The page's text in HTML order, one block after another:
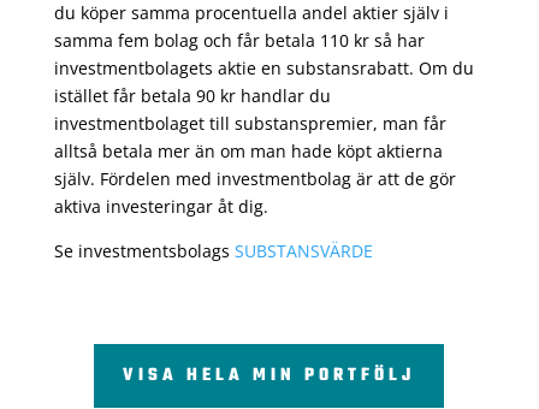
du köper samma procentuella andel aktier själv i
samma fem bolag och får betala 110 kr så har
investmentbolagets aktie en substansrabatt. Om du
istället får betala 90 kr handlar du
investmentbolaget till substanspremier, man får
alltså betala mer än om man hade köpt aktierna
själv. Fördelen med investmentbolag är att de gör
aktiva investeringar åt dig.
Se investmentsbolags SUBSTANSVÄRDE
VISA HELA MIN PORTFÖLJ